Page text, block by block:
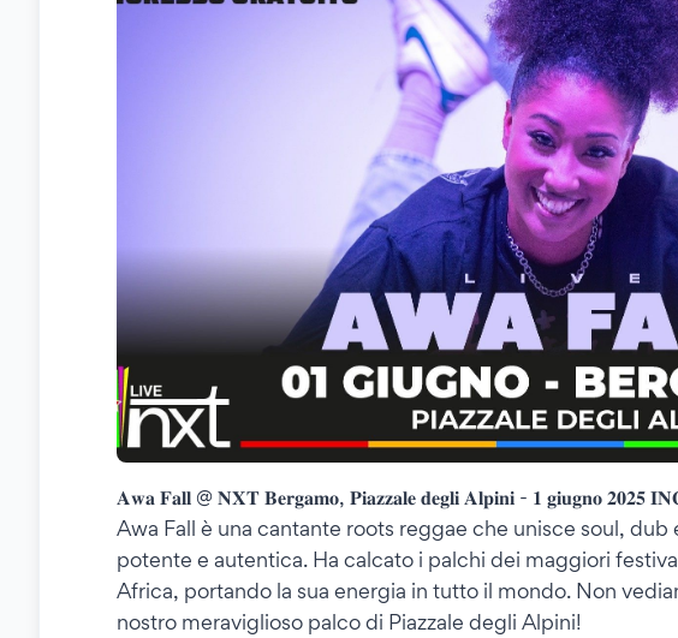
𝐀𝐰𝐚 𝐅𝐚𝐥𝐥 @ 𝐍𝐗𝐓 𝐁𝐞𝐫𝐠𝐚𝐦𝐨, 𝐏𝐢𝐚𝐳𝐳𝐚𝐥𝐞 𝐝𝐞𝐠𝐥𝐢 𝐀𝐥𝐩𝐢𝐧𝐢 - 𝟏 𝐠𝐢𝐮𝐠𝐧𝐨
Awa Fall è una cantante roots reggae che unisce soul,
potente e autentica. Ha calcato i palchi dei maggiori
Africa, portando la sua energia in tutto il mondo. Non
nostro meraviglioso palco di Piazzale degli Alpini!